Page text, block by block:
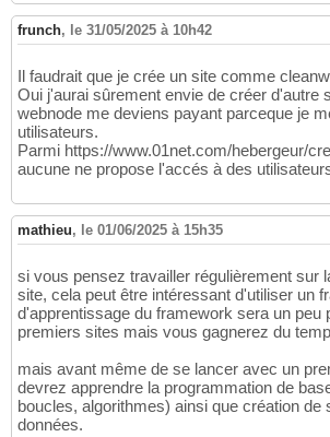
frunch, le 31/05/2025 à 10h42
Il faudrait que je crée un site comme
Oui j'aurai sûrement envie de créer d'autre
webnode me deviens payant parceque je
utilisateurs.
Parmi https://www.01net.com/hebergeur/
aucune ne propose l'accés à des
mathieu, le 01/06/2025 à 15h35
si vous pensez travailler régulièrement sur
site, cela peut être intéressant d'utiliser un
d'apprentissage du framework sera un peu
premiers sites mais vous gagnerez du
mais avant même de se lancer avec un
devrez apprendre la programmation de
boucles, algorithmes) ainsi que création de
données.